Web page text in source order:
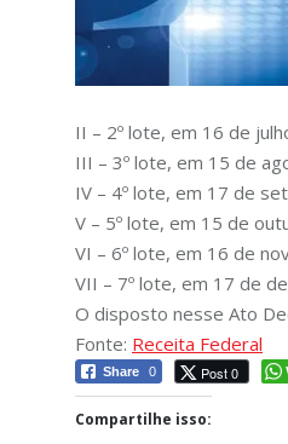
II – 2º lote, em 16 de
III – 3º lote, em 15 de
IV – 4º lote, em 17 de
V – 5º lote, em 15 de
VI – 6º lote, em 16 de
VII – 7º lote, em 17 de
O disposto nesse Ato
Fonte: Receita Federal
Share 0 Post 0
Compartilhe isso: